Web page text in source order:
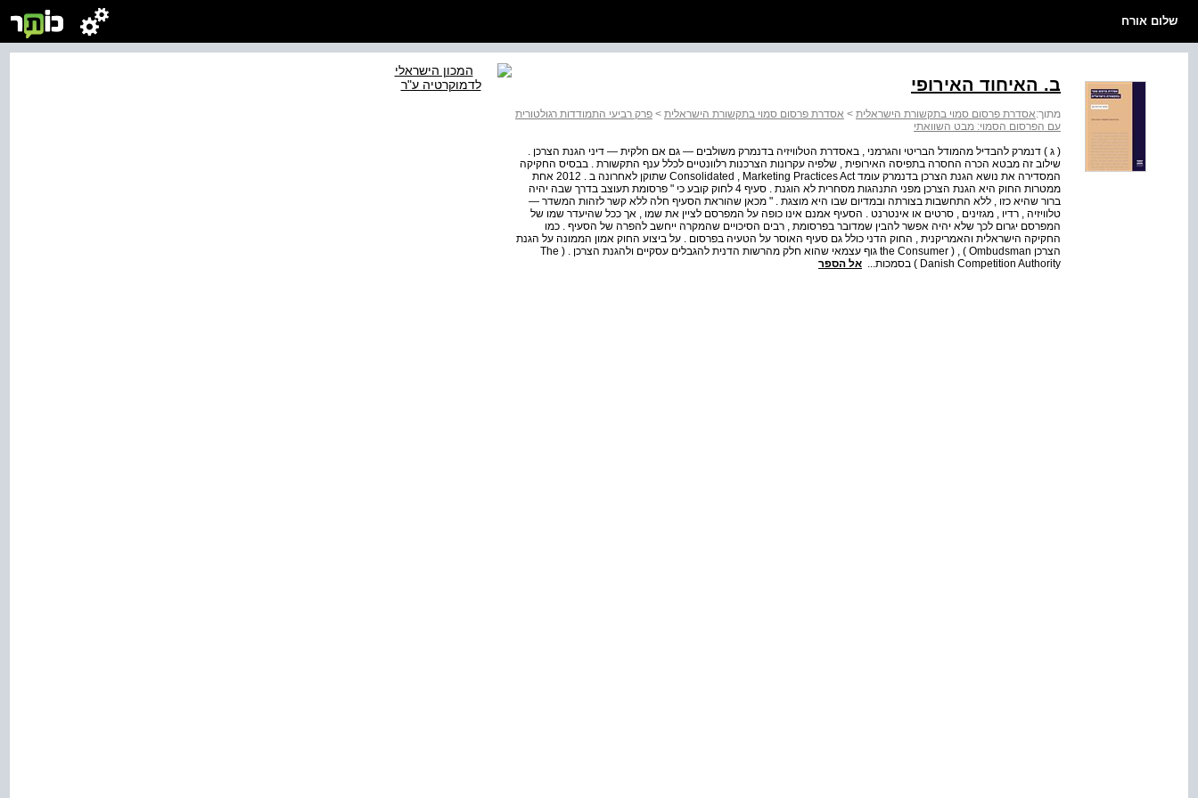
שלום אורח
ב. האיחוד האירופי
מתוך:אסדרת פרסום סמוי בתקשורת הישראלית > אסדרת פרסום סמוי בתקשורת הישראלית > פרק רביעי התמודדות רגולטורית
עם הפרסום הסמוי: מבט השוואתי
( ג ) דנמרק להבדיל מהמודל הבריטי והגרמני , באסדרת הטלוויזיה בדנמרק משולבים — גם אם חלקית — דיני הגנת הצרכן .
שילוב זה מבטא הכרה החסרה בתפיסה האירופית , שלפיה עקרונות הצרכנות רלוונטיים לכלל ענף התקשורת . בבסיס החקיקה
המסדירה את נושא הגנת הצרכן בדנמרק עומד Consolidated , Marketing Practices Act שתוקן לאחרונה ב . 2012 אחת
ממטרות החוק היא הגנת הצרכן מפני התנהגות מסחרית לא הוגנת . סעיף 4 לחוק קובע כי " פרסומת תעוצב בדרך שבה יהיה
ברור שהיא כזו , ללא התחשבות בצורתה ובמדיום שבו היא מוצגת . " מכאן שהוראת הסעיף חלה ללא קשר לזהות המשדר —
טלוויזיה , רדיו , מגזינים , סרטים או אינטרנט . הסעיף אמנם אינו כופה על המפרסם לציין את שמו , אך ככל שהיעדר שמו של
המפרסם יגרום לכך שלא יהיה אפשר להבין שמדובר בפרסומת , רבים הסיכויים שהמקרה ייחשב להפרה של הסעיף . כמו
החקיקה הישראלית והאמריקנית , החוק הדני כולל גם סעיף האוסר על הטעיה בפרסום . על ביצוע החוק אמון הממונה על הגנת
הצרכן the Consumer ) , ( Ombudsman גוף עצמאי שהוא חלק מהרשות הדנית להגבלים עסקיים ולהגנת הצרכן . ( The
Danish Competition Authority ) בסמכות...
אל הספר